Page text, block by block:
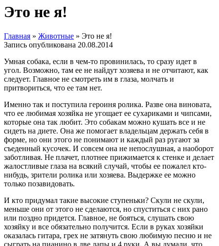
Это не я!
Главная » Животные » Это не я!
Запись опубликована 20.08.2014
Умная собака, если в чем-то провинилась, то сразу идет в
угол. Возможно, там ее не найдут хозяева и не отчитают, как
следует. Главное не смотреть им в глаза, молчать и
притвориться, что ее там нет.
Именно так и поступила героиня ролика. Разве она виновата,
что ее любимая хозяйка не угощает ее сухариками и чипсами,
которые она так любит. Это собакам можно кушать все и не
сидеть на диете. Она же помогает владельцам держать себя в
форме, но они этого не понимают и каждый раз ругают за
съеденный кусочек. И совсем она не непослушная, а наоборот
заботливая. Не плачет, плотнее прижимается к стенке и делает
жалостливые глаза на всякий случай, чтобы ее пожалел кто-
нибудь, зрители ролика или хозяева. Выдержке ее можно
только позавидовать.
И кто придумал такие высокие ступеньки? Скули не скули,
меньше они от этого не сделаются, но спуститься с них рано
или поздно придется. Главное, не бояться, слушать свою
хозяйку и все обязательно получится. Если в руках хозяйки
оказалась гитара, грех не затянуть свою любимую песню и не
сыграть на пианино в две лапы и 4 руки. А вы думали, что